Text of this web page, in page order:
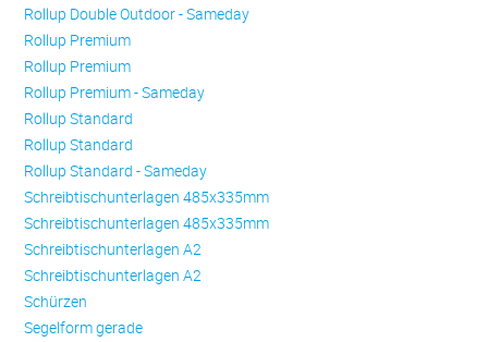
Rollup Double Outdoor - Sameday
Rollup Premium
Rollup Premium
Rollup Premium - Sameday
Rollup Standard
Rollup Standard
Rollup Standard - Sameday
Schreibtischunterlagen 485x335mm
Schreibtischunterlagen 485x335mm
Schreibtischunterlagen A2
Schreibtischunterlagen A2
Schürzen
Se­gel­form ge­ra­de